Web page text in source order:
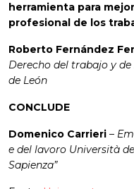
herramienta para
profesional de los
Roberto Fernández
Derecho del trabajo y
de León
CONCLUDE
Domenico Carrieri –
e del lavoro Università
Sapienza”